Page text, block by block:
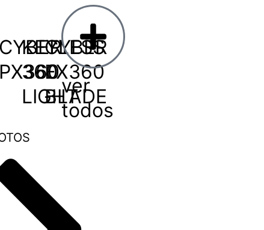
KEYLESS
360
LIGHT
CYBER
EX360
BLADE
ver
todos